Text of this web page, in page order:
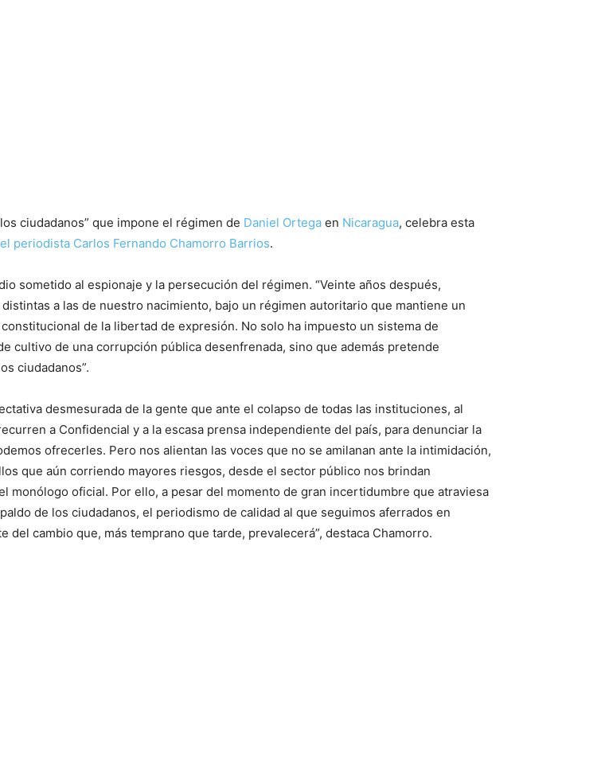
ciudadanos” que impone el régimen de Daniel Ortega en Nicaragua, celebra esta
periodista Carlos Fernando Chamorro Barrios.
sometido al espionaje y la persecución del régimen. “Veinte años después,
a las de nuestro nacimiento, bajo un régimen autoritario que mantiene un
de la libertad de expresión. No solo ha impuesto un sistema de
cultivo de una corrupción pública desenfrenada, sino que además pretende
ciudadanos”.
desmesurada de la gente que ante el colapso de todas las instituciones, al
a Confidencial y a la escasa prensa independiente del país, para denunciar la
ofrecerles. Pero nos alientan las voces que no se amilanan ante la intimidación,
que aún corriendo mayores riesgos, desde el sector público nos brindan
oficial. Por ello, a pesar del momento de gran incertidumbre que atraviesa
de los ciudadanos, el periodismo de calidad al que seguimos aferrados en
cambio que, más temprano que tarde, prevalecerá”, destaca Chamorro.